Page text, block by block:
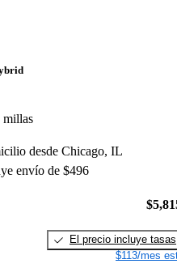
millas
desde Chicago, IL
envío de $496
El precio incluye tasas
$113/mes